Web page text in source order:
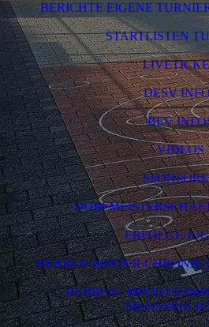
BERICHTE EIGENE
STARTLISTEN
DESV
BEV
VIDEOS
ERFOLGE
HERREN WINTER CHRONIK
HERREN / MIXED